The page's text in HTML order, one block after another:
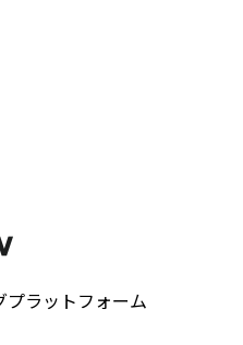
プラットフォーム